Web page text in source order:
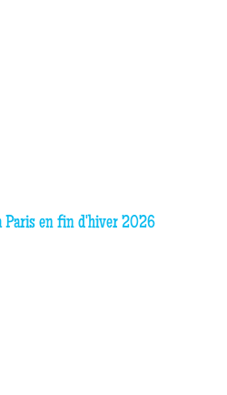
Paris en fin d'hiver 2026